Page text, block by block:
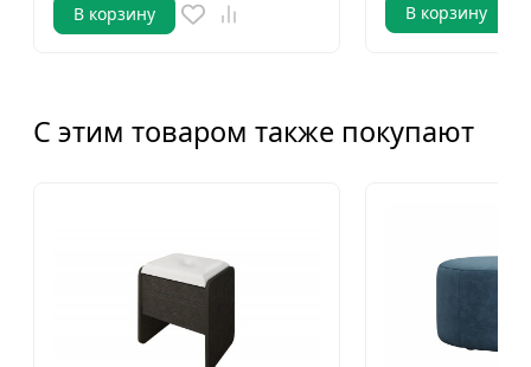
В корзину В корзину
С этим товаром также покупают